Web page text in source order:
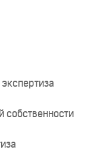
собственности